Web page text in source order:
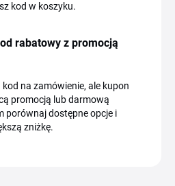
kod w koszyku.
rabatowy z promocją
na zamówienie, ale kupon
promocją lub darmową
porównaj dostępne opcje i
zniżkę.